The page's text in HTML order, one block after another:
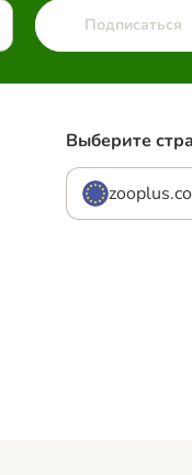
Подписаться
Выберите